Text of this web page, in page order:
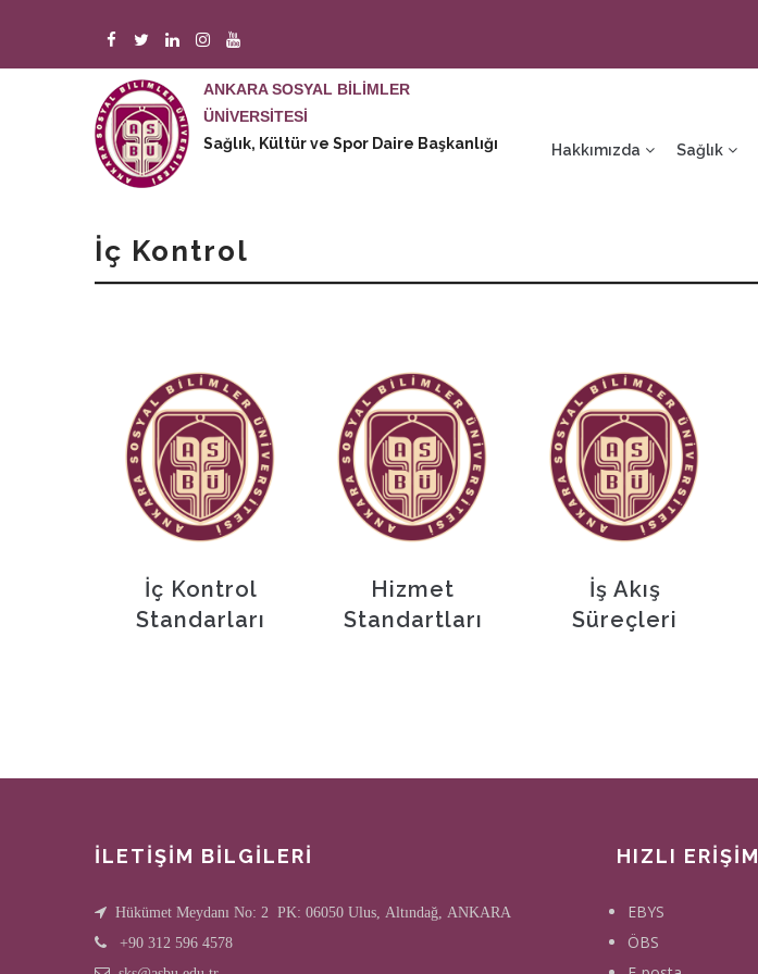
atla
ANKARA SOSYAL BİLİMLER
ÜNİVERSİTESİ
Sağlık, Kültür ve Spor Daire BaşkanlığınavigationHakkımızda Sağlık
İç Kontrol
İç Kontrol
Standarları
Hizmet
Standartları
İş Akış
Süreçleri
İLETİŞİM BİLGİLERİ
Hükümet Meydanı No: 2 PK: 06050 Ulus, Altındağ, ANKARA
+90 312 596 4578
HIZLI ERİŞİM
EBYS
ÖBS